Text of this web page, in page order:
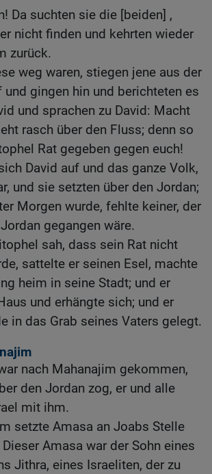
Da suchten sie die [beiden] ,
nicht finden und kehrten wieder
zurück.
weg waren, stiegen jene aus der
und gingen hin und berichteten es
und sprachen zu David: Macht
rasch über den Fluss; denn so
Rat gegeben gegen euch!
David auf und das ganze Volk,
und sie setzten über den Jordan;
Morgen wurde, fehlte keiner, der
gegangen wäre.
sah, dass sein Rat nicht
sattelte er seinen Esel, machte
heim in seine Stadt; und er
und erhängte sich; und er
in das Grab seines Vaters gelegt.
nach Mahanajim gekommen,
den Jordan zog, er und alle
mit ihm.
setzte Amasa an Joabs Stelle
Amasa war der Sohn eines
Jithra, eines Israeliten, der zu